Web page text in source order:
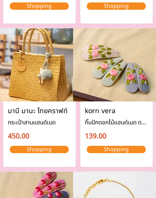
Shopping
มานี มานะ ไทยคราฟท์
กระเป๋าสานแฮนด์เมด
450.00
Shopping
Shopping
korn vera
กิ๊บปักดอกไม้แฮนด์เมด ดอก
กุหลาบชมพู
139.00
Shopping